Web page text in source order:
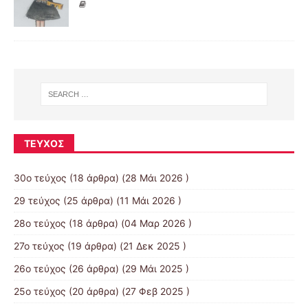
ΤΕΎΧΟΣ
30ο τεύχος (18 άρθρα) (28 Μάι 2026 )
29 τεύχος (25 άρθρα) (11 Μάι 2026 )
28ο τεύχος (18 άρθρα) (04 Μαρ 2026 )
27ο τεύχος (19 άρθρα) (21 Δεκ 2025 )
26ο τεύχος (26 άρθρα) (29 Μάι 2025 )
25ο τεύχος (20 άρθρα) (27 Φεβ 2025 )